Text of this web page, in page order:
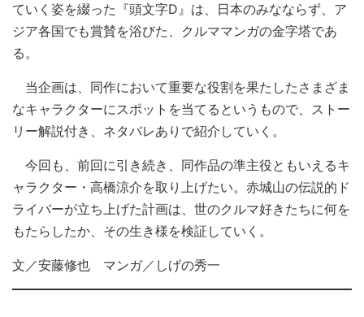
ていく姿を綴った『頭文字D』は、日本のみなならず、ア
ジア各国でも賞賛を浴びた、クルママンガの金字塔であ
る。
当企画は、同作において重要な役割を果たしたさまざま
なキャラクターにスポットを当てるというもので、ストー
リー解説付き、ネタバレありで紹介していく。
今回も、前回に引き続き、同作品の準主役ともいえるキ
ャラクター・高橋涼介を取り上げたい。赤城山の伝説的ド
ライバーが立ち上げた計画は、世のクルマ好きたちに何を
もたらしたか、その生き様を検証していく。
文／安藤修也 マンガ／しげの秀一